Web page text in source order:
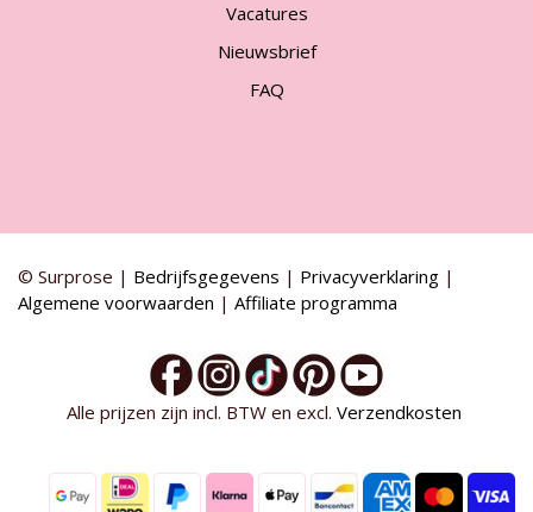
Vacatures
Nieuwsbrief
FAQ
© Surprose | Bedrijfsgegevens | Privacyverklaring |
Algemene voorwaarden | Affiliate programma
Alle prijzen zijn incl. BTW en excl. Verzendkosten